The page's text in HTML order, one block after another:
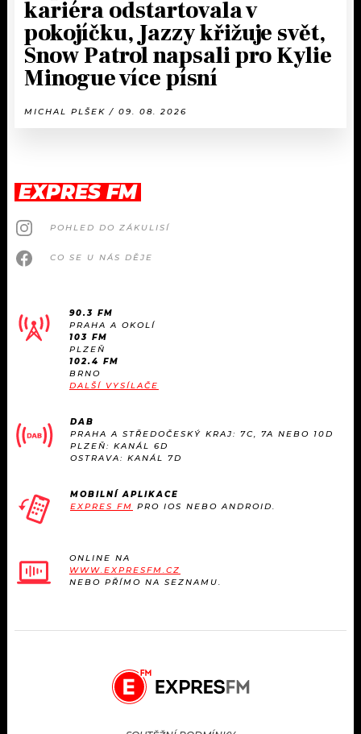
kariéra odstartovala v
pokojíčku, Jazzy křižuje svět,
Snow Patrol napsali pro Kylie
Minogue více písní
MICHAL PLŠEK / 09. 08. 2026
EXPRES FM
POHLED DO ZÁKULISÍ
CO SE U NÁS DĚJE
90.3 FM
PRAHA A OKOLÍ
103 FM
PLZEŇ
102.4 FM
BRNO
DALŠÍ VYSÍLAČE
DAB
PRAHA A STŘEDOČESKÝ KRAJ: 7C, 7A NEBO 10D
PLZEŇ: KANÁL 6D
OSTRAVA: KANÁL 7D
MOBILNÍ APLIKACE
EXPRES FM PRO IOS NEBO ANDROID.
ONLINE NA
WWW.EXPRESFM.CZ
NEBO PŘÍMO NA SEZNAMU.